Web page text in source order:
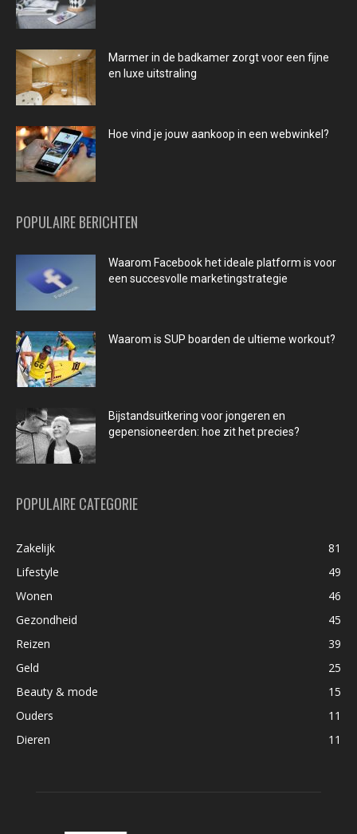
Marmer in de badkamer zorgt voor een fijne
en luxe uitstraling
Hoe vind je jouw aankoop in een webwinkel?
POPULAIRE BERICHTEN
Waarom Facebook het ideale platform is voor
een succesvolle marketingstrategie
Waarom is SUP boarden de ultieme workout?
Bijstandsuitkering voor jongeren en
gepensioneerden: hoe zit het precies?
POPULAIRE CATEGORIE
Zakelijk
81
Lifestyle
49
Wonen
46
Gezondheid
45
Reizen
39
Geld
25
Beauty & mode
15
Ouders
11
Dieren
11